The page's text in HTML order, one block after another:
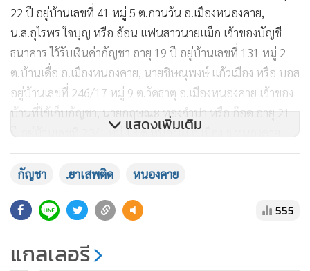
22 ปี อยู่บ้านเลขที่ 41 หมู่ 5 ต.กวนวัน อ.เมืองหนองคาย,
น.ส.อุไรพร ใจบุญ หรือ อ้อน แฟนสาวนายแม็ก เจ้าของบัญชี
ธนาคาร ไว้รับเงินค่ากัญชา อายุ 19 ปี อยู่บ้านเลขที่ 131 หมู่ 2
ต.บ้านเดื่อ อ.เมืองหนองคาย, นายชิษณุพงษ์ แก้วเมือง หรือ บอส
อยู่บ้านเลขที่ 246/17 หมู่ 9 ต.วัดธาตุ อ.เมืองหนองคาย เจ้าของ
บ้านที่ใช้เก็บกัญชา, นายกฤษณะ ทองจำปา หรือ ก๊อด อายุ 21
ปี อยู่บ้านเลขที่ 20/1 หมู่ 13 ต.หนองไผ่ อ.เมือง จ.หนองคาย
และนายสุทธิพงษ์ นาคเสน หรือเบิร์ด อายุ 18 ปี อยู่บ้านเลขที่ 33
หมู่ 14 ต.หาดคำ อ.เมืองหนองคาย ทำหน้าที่นำกัญชาไปส่งยัง
261.4 กิโลกรัม
แสดงเพิ่มเติม
กัญชา .ยาเสพติด หนองคาย
555
แกลเลอรี